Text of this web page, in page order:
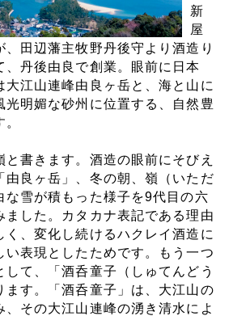
新
屋
、田辺藩主牧野丹後守より酒造り
、丹後由良で創業。眼前に日本
大江山連峰由良ヶ岳と、海と山に
光明媚な砂州に位置する、自然豊
と書きます。酒造の眼前にそびえ
由良ヶ岳」、冬の朝、嶺（いただ
な雪が積もった様子を9代目の六
ました。カタカナ表記である理由
く、変化し続けるハクレイ酒造に
い表現としたためです。もう一つ
して、「酒呑童子（しゅてんどう
ます。「酒呑童子」は、大江山の
、その大江山連峰の湧き清水によ